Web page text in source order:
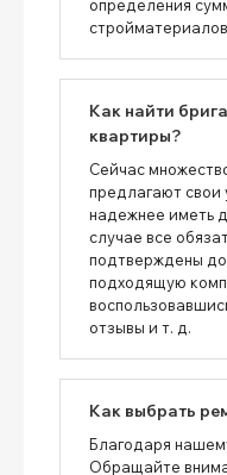
определения
Как найти
квартиры?
Сейчас
предлагают свои
надежнее иметь
случае все
подтверждены
подходящую
отзывы и т. д.
Как выбрать
Благодаря
Обращайте